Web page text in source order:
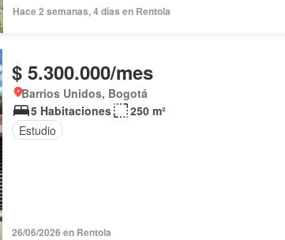
Hace 2 semanas, 4 días en Rentola
$ 5.300.000/mes
Barrios Unidos, Bogotá
5 Habitaciones
250 m²
Estudio
26/06/2026 en Rentola